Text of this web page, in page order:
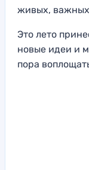
живых,
Это лето
новые идеи и
пора